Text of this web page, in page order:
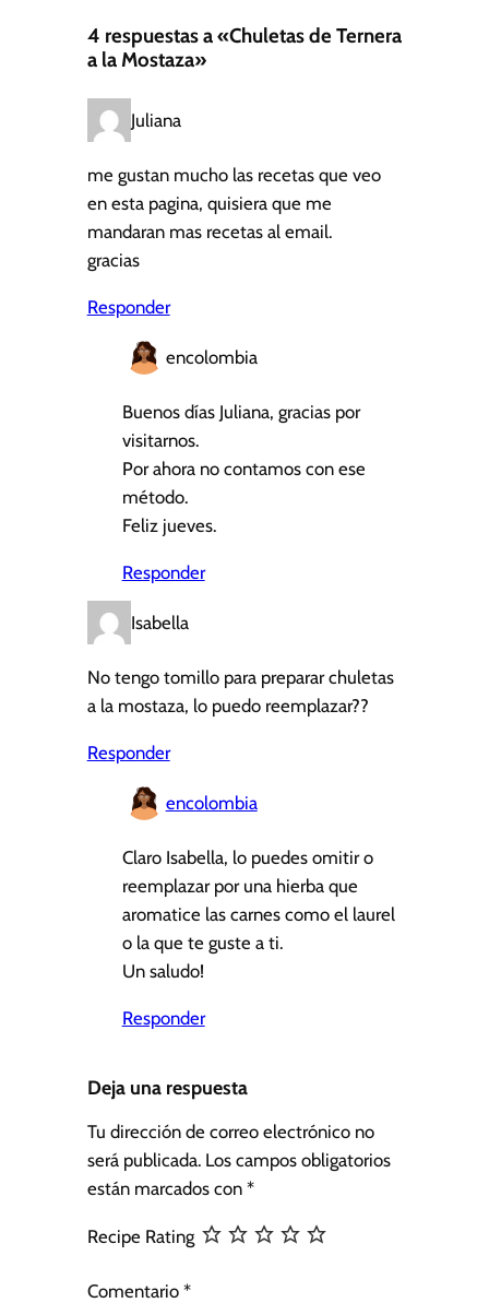
4 respuestas a «Chuletas de Ternera
a la Mostaza»
Juliana
me gustan mucho las recetas que veo
en esta pagina, quisiera que me
mandaran mas recetas al email.
gracias
Responder
encolombia
Buenos días Juliana, gracias por
visitarnos.
Por ahora no contamos con ese
método.
Feliz jueves.
Responder
Isabella
No tengo tomillo para preparar chuletas
a la mostaza, lo puedo reemplazar??
Responder
encolombia
Claro Isabella, lo puedes omitir o
reemplazar por una hierba que
aromatice las carnes como el laurel
o la que te guste a ti.
Un saludo!
Responder
Deja una respuesta
Tu dirección de correo electrónico no
será publicada. Los campos obligatorios
están marcados con *
Recipe Rating
Comentario *